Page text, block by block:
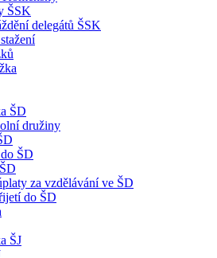
ŠSK
delegátů ŠSK
ŠD
družiny
ŠD
za vzdělávání ve ŠD
do ŠD
ŠJ